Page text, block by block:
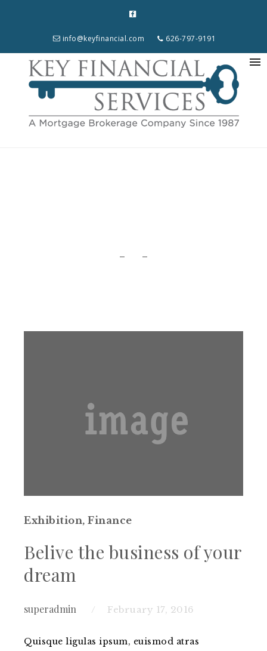
info@keyfinancial.com 626-797-9191
Exhibition, Finance
Belive the business of your
dream
superadmin February 17, 2016
Quisque ligulas ipsum, euismod atras